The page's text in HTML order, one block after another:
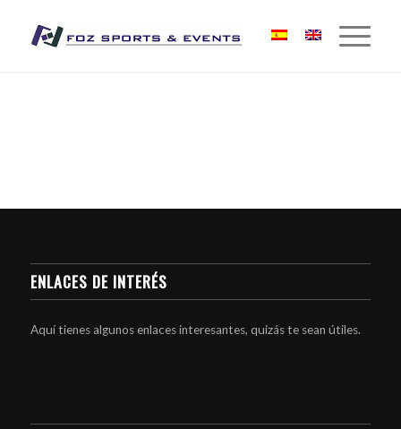
ENLACES DE INTERÉS
Aquí tienes algunos enlaces interesantes, quizás te sean útiles.